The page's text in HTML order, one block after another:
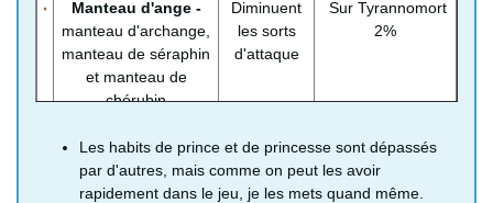
Manteau d'ange -
manteau d'archange,
manteau de séraphin
et manteau de
chérubin
Diminuent
les sorts
d'attaque
Sur Tyrannomort
2%
manteau enchanté et
manteau ésotérique
les sorts
d'attaque
3600 PO
Les habits de prince et de princesse sont dépassés
par d'autres, mais comme on peut les avoir
rapidement dans le jeu, je les mets quand même.